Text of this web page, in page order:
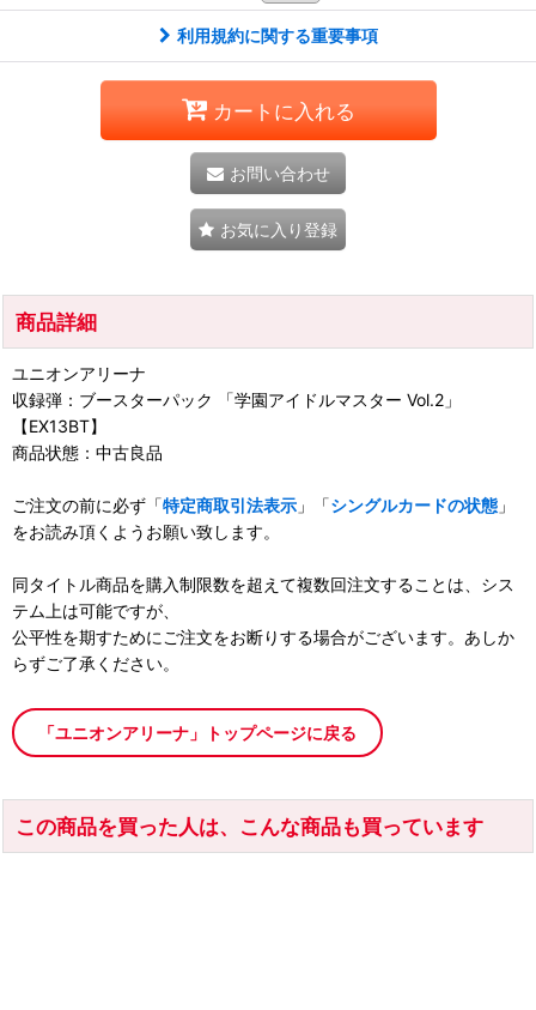
利用規約に関する重要事項
カートに入れる
お問い合わせ
お気に入り登録
商品詳細
ユニオンアリーナ
収録弾：ブースターパック 「学園アイドルマスター Vol.2」
【EX13BT】
商品状態：中古良品
ご注文の前に必ず「特定商取引法表示 」「シングルカードの状態 」
をお読み頂くようお願い致します。
同タイトル商品を購入制限数を超えて複数回注文することは、シス
テム上は可能ですが、
公平性を期すためにご注文をお断りする場合がございます。あしか
らずご了承ください。
「ユニオンアリーナ」トップページに戻る
この商品を買った人は、こんな商品も買っています